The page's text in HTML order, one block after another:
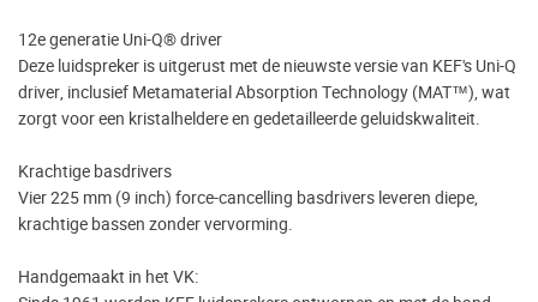
12e generatie Uni-Q® driver
Deze luidspreker is uitgerust met de nieuwste versie van KEF's Uni-Q
driver, inclusief Metamaterial Absorption Technology (MAT™), wat
zorgt voor een kristalheldere en gedetailleerde geluidskwaliteit.
Krachtige basdrivers
Vier 225 mm (9 inch) force-cancelling basdrivers leveren diepe,
krachtige bassen zonder vervorming.
Handgemaakt in het VK: